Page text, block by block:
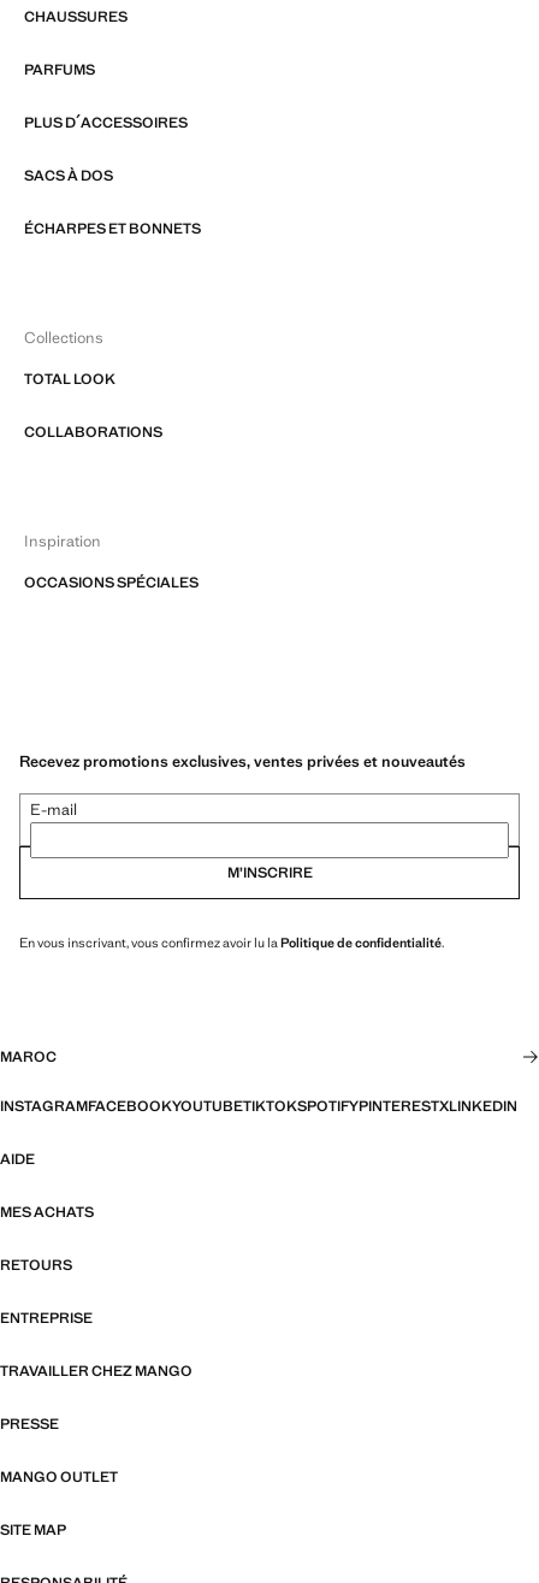
CHAUSSURES
PARFUMS
PLUS D´ACCESSOIRES
SACS À DOS
ÉCHARPES ET BONNETS
Collections
TOTAL LOOK
COLLABORATIONS
Inspiration
OCCASIONS SPÉCIALES
Recevez promotions exclusives, ventes privées et nouveautés
E-mail
M’INSCRIRE
En vous inscrivant, vous confirmez avoir lu laPolitique de confidentialité.
MAROC
INSTAGRAMFACEBOOKYOUTUBETIKTOKSPOTIFYPINTERESTXLINKEDIN
AIDE
MES ACHATS
RETOURS
ENTREPRISE
TRAVAILLER CHEZ MANGO
PRESSE
MANGO OUTLET
SITE MAP